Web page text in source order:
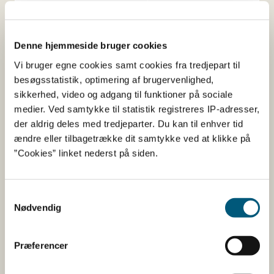
Denne hjemmeside bruger cookies
Vi bruger egne cookies samt cookies fra tredjepart til
besøgsstatistik, optimering af brugervenlighed,
sikkerhed, video og adgang til funktioner på sociale
medier. Ved samtykke til statistik registreres IP-adresser,
der aldrig deles med tredjeparter. Du kan til enhver tid
ændre eller tilbagetrække dit samtykke ved at klikke på
”Cookies” linket nederst på siden.
Nødvendig
Præferencer
Her kan du finde detaljerede
oplysninger om det kosttilskud,
du har søgt på
Informationerne er angivet af den virksomhed, der har
indeholder, og i hvilke mængder:
Andre stoffer end vitaminer og